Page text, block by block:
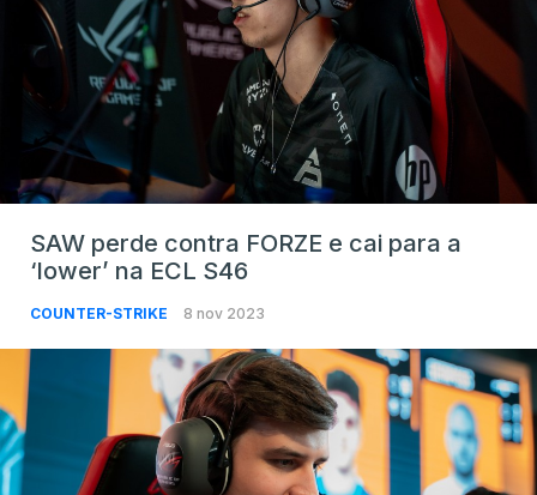
SAW perde contra FORZE e cai para a
‘lower’ na ECL S46
COUNTER-STRIKE 8 nov 2023